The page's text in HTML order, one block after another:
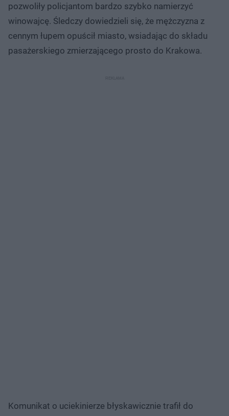
pozwoliły policjantom bardzo szybko namierzyć
winowajcę. Śledczy dowiedzieli się, że mężczyzna z
cennym łupem opuścił miasto, wsiadając do składu
pasażerskiego zmierzającego prosto do Krakowa.
Komunikat o uciekinierze błyskawicznie trafił do